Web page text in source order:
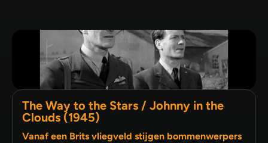
The Way to the Stars / Johnny in the
Clouds (1945)
Vanaf een Brits vliegveld stijgen bommenwerpers